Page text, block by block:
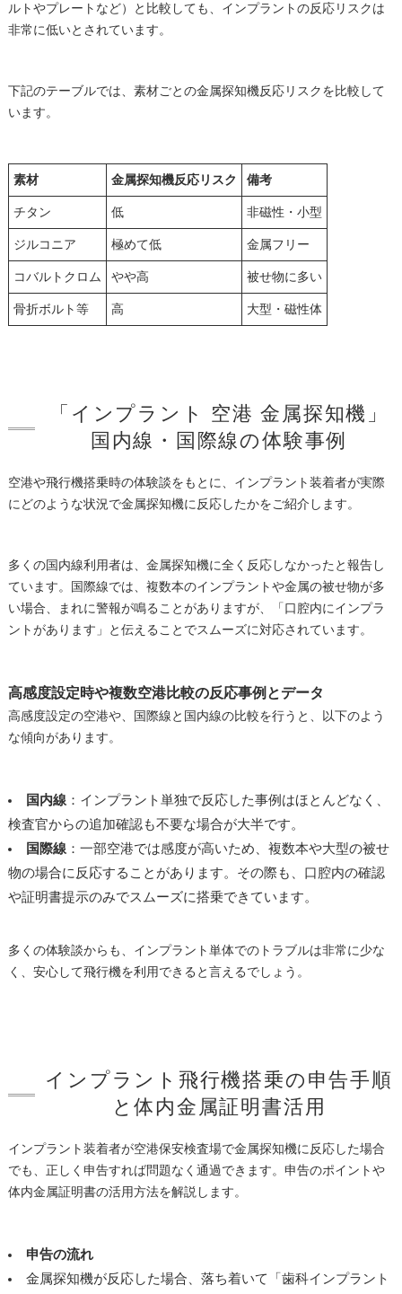
ルトやプレートなど）と比較しても、インプラントの反応リスクは
非常に低いとされています。
下記のテーブルでは、素材ごとの金属探知機反応リスクを比較して
います。
素材 金属探知機反応リスク 備考
チタン 低 非磁性・小型
ジルコニア 極めて低 金属フリー
コバルトクロム やや高 被せ物に多い
骨折ボルト等 高 大型・磁性体
「インプラント 空港 金属探知機」
国内線・国際線の体験事例
空港や飛行機搭乗時の体験談をもとに、インプラント装着者が実際
にどのような状況で金属探知機に反応したかをご紹介します。
多くの国内線利用者は、金属探知機に全く反応しなかったと報告し
ています。国際線では、複数本のインプラントや金属の被せ物が多
い場合、まれに警報が鳴ることがありますが、「口腔内にインプラ
ントがあります」と伝えることでスムーズに対応されています。
高感度設定時や複数空港比較の反応事例とデータ
高感度設定の空港や、国際線と国内線の比較を行うと、以下のよう
な傾向があります。
国内線：インプラント単独で反応した事例はほとんどなく、
検査官からの追加確認も不要な場合が大半です。
国際線：一部空港では感度が高いため、複数本や大型の被せ
物の場合に反応することがあります。その際も、口腔内の確認
や証明書提示のみでスムーズに搭乗できています。
多くの体験談からも、インプラント単体でのトラブルは非常に少な
く、安心して飛行機を利用できると言えるでしょう。
インプラント飛行機搭乗の申告手順
と体内金属証明書活用
インプラント装着者が空港保安検査場で金属探知機に反応した場合
でも、正しく申告すれば問題なく通過できます。申告のポイントや
体内金属証明書の活用方法を解説します。
申告の流れ
金属探知機が反応した場合、落ち着いて「歯科インプラント